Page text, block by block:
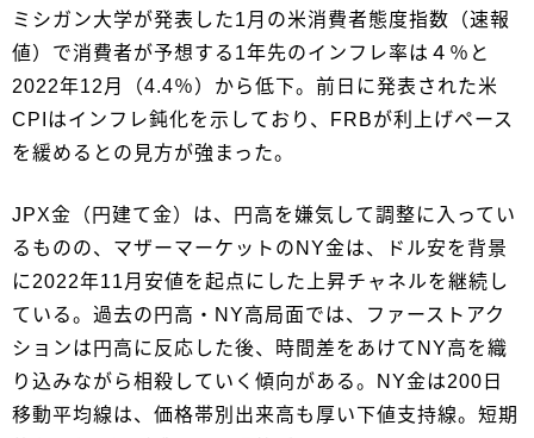
ミシガン大学が発表した1月の米消費者態度指数（速報
値）で消費者が予想する1年先のインフレ率は４％と
2022年12月（4.4％）から低下。前日に発表された米
CPIはインフレ鈍化を示しており、FRBが利上げペース
を緩めるとの見方が強まった。
JPX金（円建て金）は、円高を嫌気して調整に入ってい
るものの、マザーマーケットのNY金は、ドル安を背景
に2022年11月安値を起点にした上昇チャネルを継続し
ている。過去の円高・NY高局面では、ファーストアク
ションは円高に反応した後、時間差をあけてNY高を織
り込みながら相殺していく傾向がある。NY金は200日
移動平均線は、価格帯別出来高も厚い下値支持線。短期